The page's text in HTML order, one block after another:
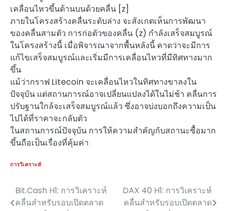
เคลื่อนไหวขึ้นด้านบนด้วยคลื่น [z]
ภายในโครงสร้างคลื่นระดับล่าง จะสังเกตเห็นการพัฒนา
ของคลื่นสามตัว การก่อตัวของคลื่น (z) กำลังเสร็จสมบูรณ์
ในโครงสร้างนี้ เมื่อพิจารณาจากพื้นหลังนี้ คาดว่าจะมีการ
แก้ไขเสร็จสมบูรณ์และเริ่มมีการเคลื่อนไหวที่มีทิศทางมาก
ขึ้น
แม้ว่ากราฟ Litecoin จะเคลื่อนไหวในทิศทางขาลงใน
ปัจจุบัน แต่สถานการณ์อาจเปลี่ยนแปลงได้ในไม่ช้า คลื่นการ
ปรับฐานใกล้จะเสร็จสมบูรณ์แล้ว ซึ่งอาจบ่งบอกถึงความเป็น
ไปได้ที่ราคาจะกลับตัว
ในสถานการณ์ปัจจุบัน การให้ความสำคัญกับสถานะซื้อมาก
ขึ้นถือเป็นเรื่องที่คุ้มค่า
การวิเคราะห์
แนะแนว
Bit.Cash H1: การวิเคราะห์
คลื่นสำหรับรอบเปิดตลาด
DAX 40 H1: การวิเคราะห์
คลื่นสำหรับรอบเปิดตลาด